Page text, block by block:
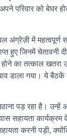
परिवार को
में महत्वपूर्ण
जिनमें चेतावनी
का तत्काल खतरा
डाला गया। ये
पड़ रहा है।
सहायता
करनी पड़ी,